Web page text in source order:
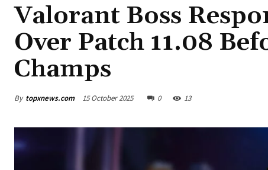
Valorant Boss
Over Patch 11.08
Champs
By topxnews.com 15 October 2025 0 13